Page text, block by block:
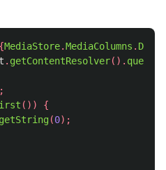
{MediaStore.MediaColumns .
. getContentResolver(). query
;
())
{
getString(0);